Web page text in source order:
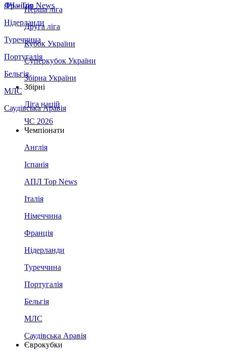
Франція
Нідерланди
Туреччина
Португалія
Бельгія
МЛС
Саудівська Аравія
ЛЧ - Top News
Перша ліга
Друга ліга
Кубок України
Суперкубок України
Збірна України
Збірні
Ліга націй
ЧС 2026
Чемпіонати
Англія
Іспанія
АПЛ Top News
Італія
Німеччина
Франція
Нідерланди
Туреччина
Португалія
Бельгія
МЛС
Саудівська Аравія
Єврокубки